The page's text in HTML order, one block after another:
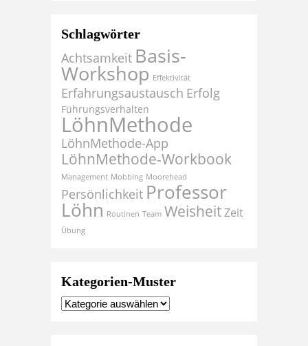
Schlagwörter
Achtsamkeit Basis-
Workshop Effektivität
Erfahrungsaustausch Erfolg
Führungsverhalten
LöhnMethode
LöhnMethode-App
LöhnMethode-Workbook
Management Mobbing Moorehead
Persönlichkeit Professor
Löhn Routinen Team WeisheitZeit
Übung
Kategorien-Muster